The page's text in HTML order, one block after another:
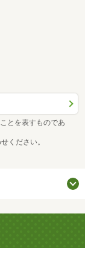
とを表すものであ
ください。